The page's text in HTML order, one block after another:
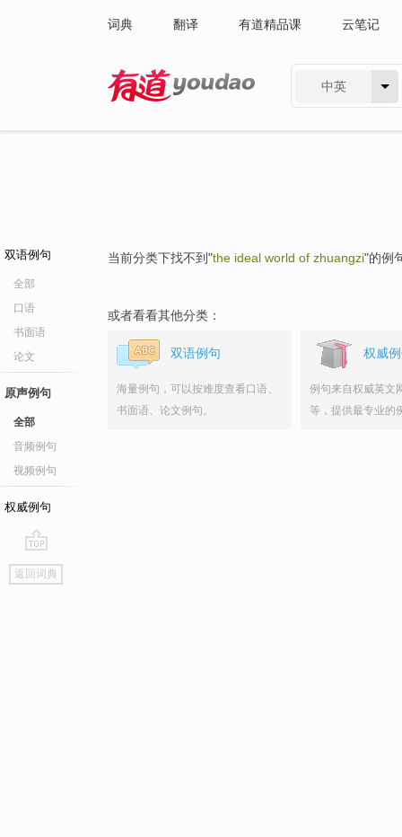
词典 翻译 有道精品课 云笔记
中英
双语例句
全部
口语
书面语
论文
原声例句
全部
音频例句
视频例句
权威例句
go
top
返回词典
当前分类下找不到"the ideal world of zhuangzi"的例
或者看看其他分类：
双语例句
海量例句，可以按难度查看口语、
书面语、论文例句。
权威
例句来自权威英文
等，提供最专业的